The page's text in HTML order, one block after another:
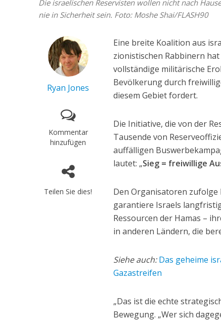
Die israelischen Reservisten wollen nicht nach
nie in Sicherheit sein. Foto: Moshe Shai/FLASH90
Ryan Jones
Kommentar
hinzufügen
Teilen Sie dies!
Eine breite Koalition aus
zionistischen Rabbinern
vollständige militärische
Bevölkerung durch
diesem Gebiet fordert.
Die Initiative, die von der
Tausende von
auffälligen
lautet: „Sieg = freiwillige
Den Organisatoren zufolge
garantiere Israels
Ressourcen der Hamas –
in anderen Ländern, die
Siehe auch: Das geheime
Gazastreifen
„Das ist die echte
Bewegung. „Wer sich